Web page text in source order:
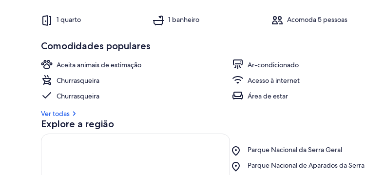
Terraço/pátio
1 quarto 1 banheiro Acomoda 5 pessoas
Comodidades populares
Aceita animais de estimação
Ar-condicionado
Churrasqueira
Acesso à internet
Churrasqueira
Área de estar
Ver todas
Explore a região
Parque Nacional da Serra Geral
Place,
Nacional
Parque Nacional de Aparados da Serra
Place,